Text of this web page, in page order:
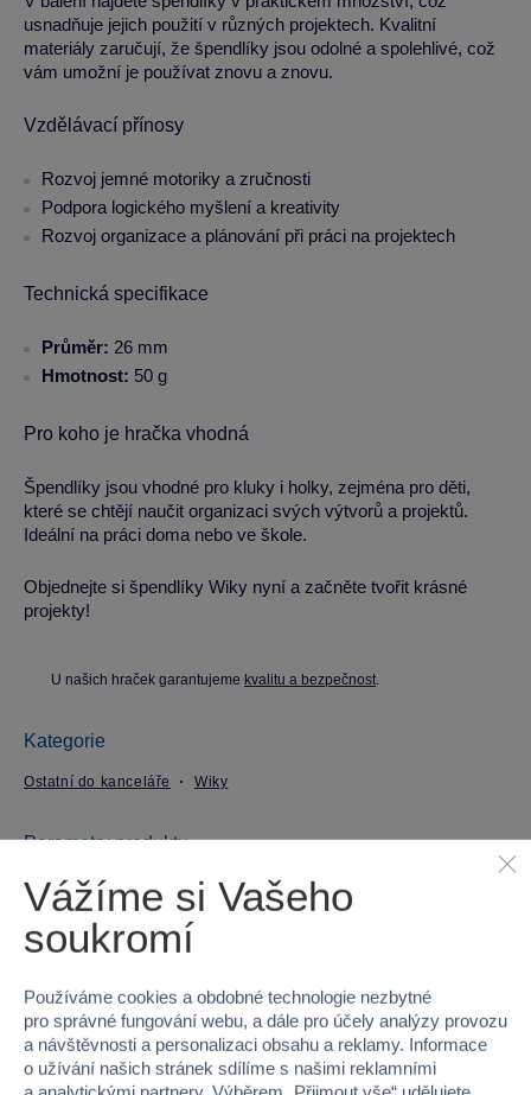
usnadňuje jejich použití v různých projektech. Kvalitní
materiály zaručují, že špendlíky jsou odolné a spolehlivé, což
vám umožní je používat znovu a znovu.
Vzdělávací přínosy
Rozvoj jemné motoriky a zručnosti
Podpora logického myšlení a kreativity
Rozvoj organizace a plánování při práci na projektech
Technická specifikace
Průměr: 26 mm
Hmotnost: 50 g
Pro koho je hračka vhodná
Špendlíky jsou vhodné pro kluky i holky, zejména pro děti,
které se chtějí naučit organizaci svých výtvorů a projektů.
Ideální na práci doma nebo ve škole.
Objednejte si špendlíky Wiky nyní a začněte tvořit krásné
projekty!
U našich hraček garantujeme kvalitu a bezpečnost.
Kategorie
Ostatní do kanceláře Wiky
Parametry produktu
EAN 8590331335237
Značka Wiky
Licence TOTO
Vážíme si Vašeho
soukromí
Používáme cookies a obdobné technologie nezbytné
pro správné fungování webu, a dále pro účely analýzy provozu
a návštěvnosti a personalizaci obsahu a reklamy. Informace
o užívání našich stránek sdílíme s našimi reklamními